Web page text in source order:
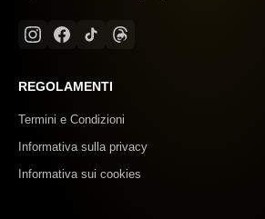
REGOLAMENTI
Termini e Condizioni
Informativa sulla privacy
Informativa sui cookies